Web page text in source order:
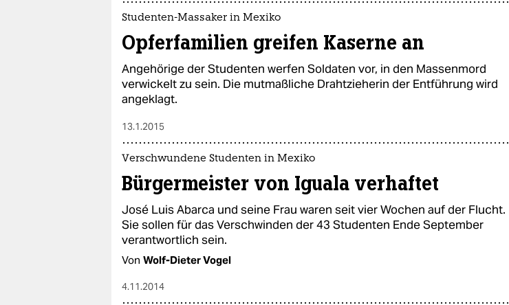
Studenten-Massaker in Mexiko
Opferfamilien greifen Kaserne an
Angehörige der Studenten werfen Soldaten vor, in den Massenmord
verwickelt zu sein. Die mutmaßliche Drahtzieherin der Entführung wird
angeklagt.
13.1.2015
Verschwundene Studenten in Mexiko
Bürgermeister von Iguala verhaftet
José Luis Abarca und seine Frau waren seit vier Wochen auf der Flucht.
Sie sollen für das Verschwinden der 43 Studenten Ende September
verantwortlich sein.
Von Wolf-Dieter Vogel
4.11.2014